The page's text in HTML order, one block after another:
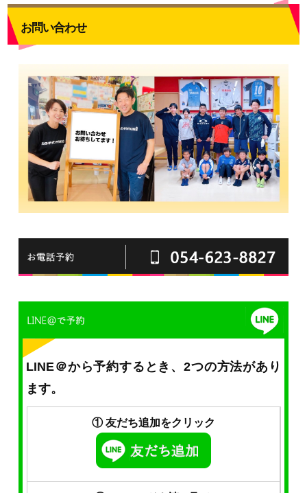
お問い合わせ
LINE＠から予約するとき、2つの方法があり
ます。
① 友だち追加をクリック